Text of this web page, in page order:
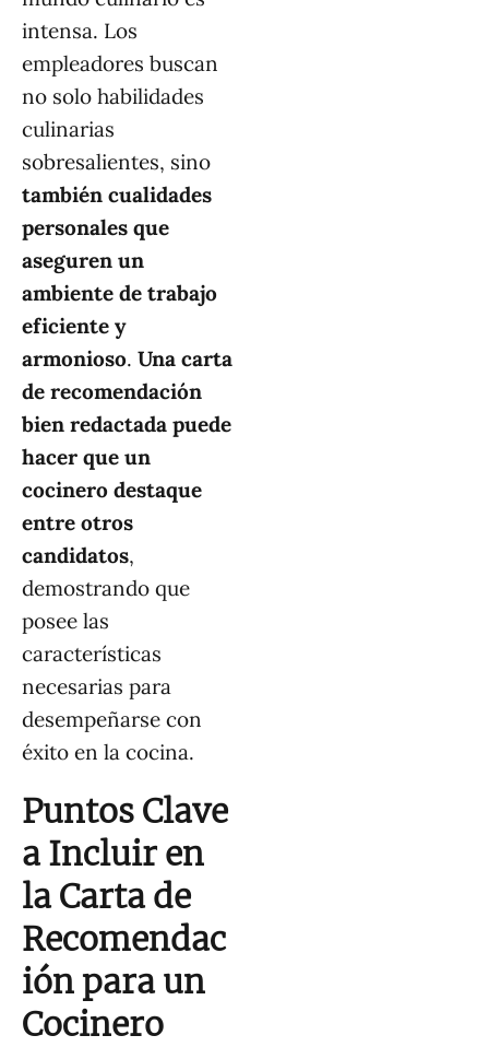
intensa. Los
empleadores buscan
no solo habilidades
culinarias
sobresalientes, sino
también cualidades
personales que
aseguren un
ambiente de trabajo
eficiente y
armonioso. Una carta
de recomendación
bien redactada puede
hacer que un
cocinero destaque
entre otros
candidatos,
demostrando que
posee las
características
necesarias para
desempeñarse con
éxito en la cocina.
Puntos Clave
a Incluir en
la Carta de
Recomendac
ión para un
Cocinero